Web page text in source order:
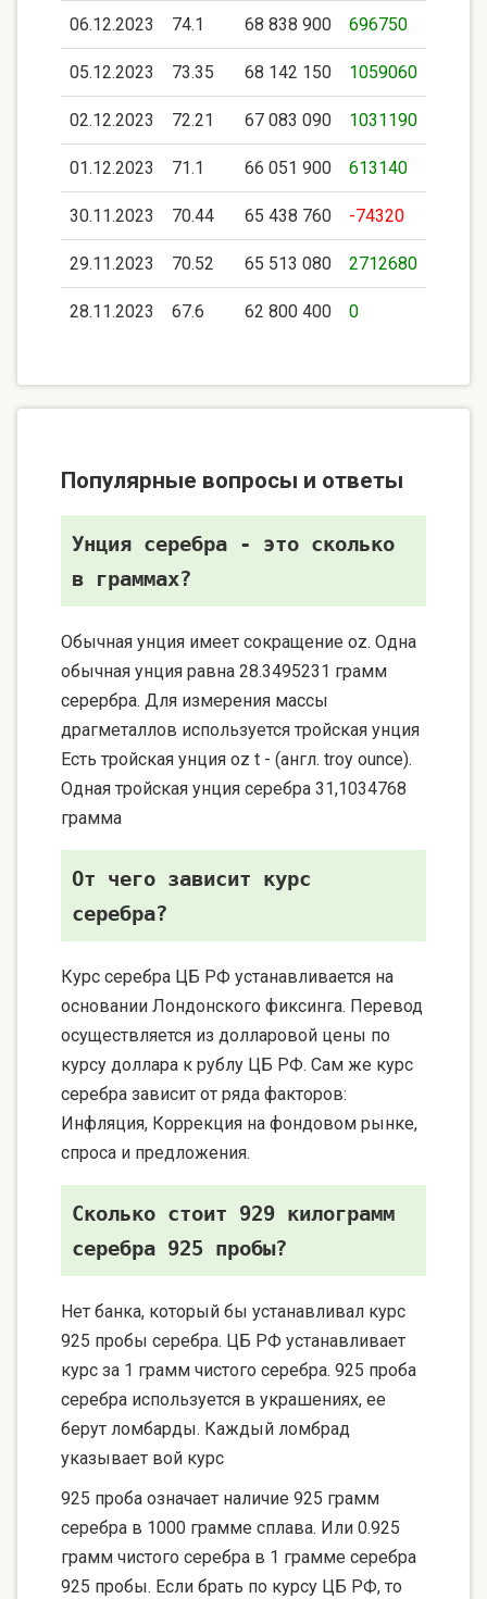
06.12.2023 74.1 68 838 900 696750
05.12.2023 73.35 68 142 150 1059060
02.12.2023 72.21 67 083 090 1031190
01.12.2023 71.1 66 051 900 613140
30.11.2023 70.44 65 438 760 -74320
29.11.2023 70.52 65 513 080 2712680
28.11.2023 67.6 62 800 400 0
Популярные вопросы и ответы
Унция серебра - это сколько
в граммах?
Обычная унция имеет сокращение oz. Одна
обычная унция равна 28.3495231 грамм
серербра. Для измерения массы
драгметаллов используется тройская унция
Есть тройская унция oz t - (англ. troy ounce).
Одная тройская унция серебра 31,1034768
грамма
От чего зависит курс
серебра?
Курс серебра ЦБ РФ устанавливается на
основании Лондонского фиксинга. Перевод
осуществляется из долларовой цены по
курсу доллара к рублу ЦБ РФ. Сам же курс
серебра зависит от ряда факторов:
Инфляция, Коррекция на фондовом рынке,
спроса и предложения.
Сколько стоит 929 килограмм
серебра 925 пробы?
Нет банка, который бы устанавливал курс
925 пробы серебра. ЦБ РФ устанавливает
курс за 1 грамм чистого серебра. 925 проба
серебра используется в украшениях, ее
берут ломбарды. Каждый ломбрад
указывает вой курс
925 проба означает наличие 925 грамм
серебра в 1000 грамме сплава. Или 0.925
грамм чистого серебра в 1 грамме серебра
925 пробы. Если брать по курсу ЦБ РФ, то